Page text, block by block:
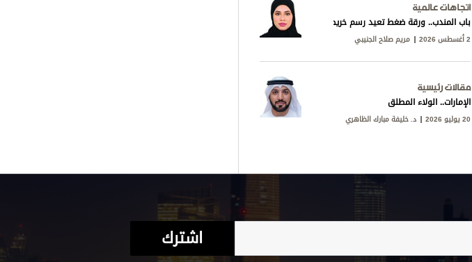
اتجاهات عالمية
باب المندب.. ورقة ضغط تعيد رسم خريطة التوتر في البحر الأحمر
2 أغسطس 2026 مريم صلاح الجنيبي
مقالات رئيسية
الإمارات.. الولاء المطلق
20 يوليو 2026 د. خليفة مبارك الظاهري
اشترك